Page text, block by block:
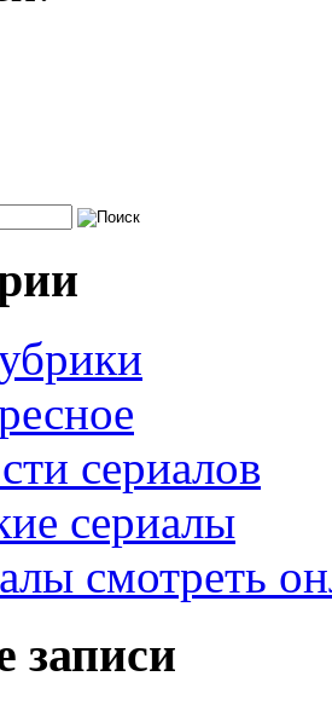
сериалов
сериалы
смотреть
записи